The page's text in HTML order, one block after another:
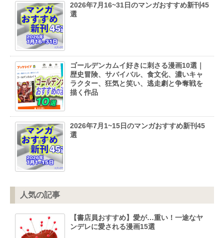
2026年7月16~31日のマンガおすすめ新刊45
選
ゴールデンカムイ好きに刺さる漫画10選｜
歴史冒険、サバイバル、食文化、濃いキャ
ラクター、狂気と笑い、逃走劇と争奪戦を
描く作品
2026年7月1~15日のマンガおすすめ新刊45
選
人気の記事
【書店員おすすめ】愛が…重い！一途なヤ
ンデレに愛される漫画15選